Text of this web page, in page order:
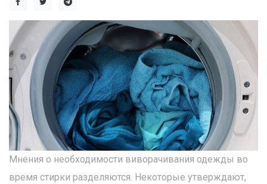
Мнения о необходимости виворачивания одежды во
время стирки разделяются. Некоторые утверждают,